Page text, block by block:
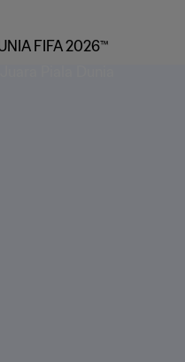
FIFA 2026™